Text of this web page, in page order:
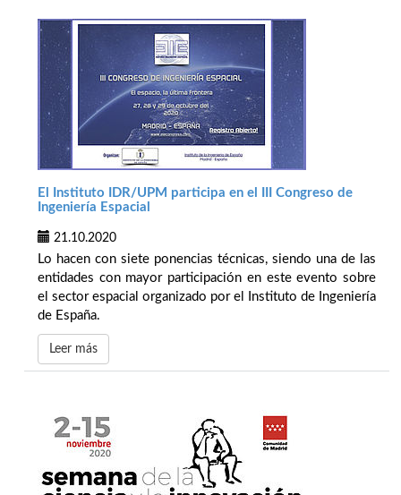
El Instituto IDR/UPM participa en el III Congreso de
Ingeniería Espacial
21.10.2020
Lo hacen con siete ponencias técnicas, siendo una de las
entidades con mayor participación en este evento sobre
el sector espacial organizado por el Instituto de Ingeniería
de España.
Leer más